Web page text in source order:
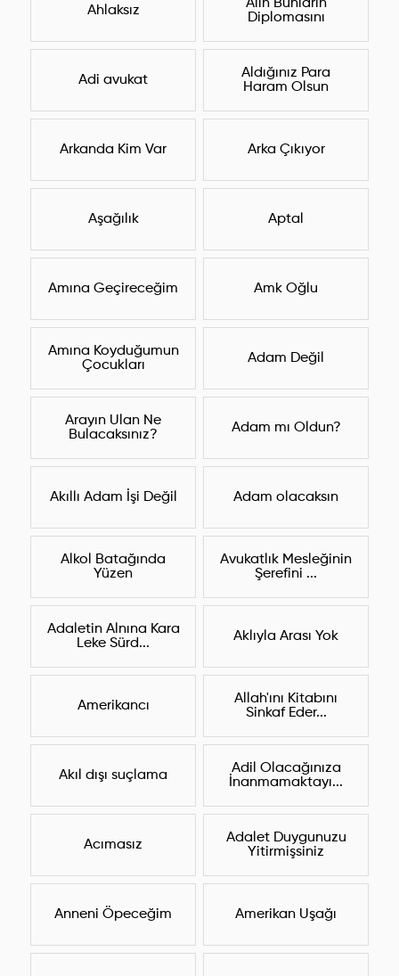
Ahlaksız
Alın Bunların
Diplomasını
Adi avukat
Aldığınız Para
Haram Olsun
Arkanda Kim Var Arka Çıkıyor
Aşağılık Aptal
Amına Geçireceğim Amk Oğlu
Amına Koyduğumun
Çocukları
Adam Değil
Arayın Ulan Ne
Bulacaksınız?
Adam mı Oldun?
Akıllı Adam İşi Değil Adam olacaksın
Alkol Batağında
Yüzen
Avukatlık Mesleğinin
Şerefini ...
Adaletin Alnına Kara
Leke Sürd...
Aklıyla Arası Yok
Amerikancı
Allah'ını Kitabını
Sinkaf Eder...
Akıl dışı suçlama
Adil Olacağınıza
İnanmamaktayı...
Acımasız
Adalet Duygunuzu
Yitirmişsiniz
Anneni Öpeceğim Amerikan Uşağı